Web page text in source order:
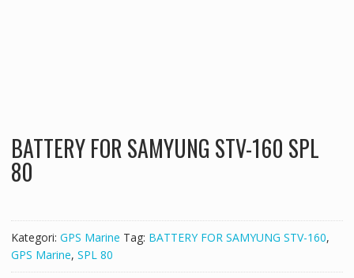
BATTERY FOR SAMYUNG STV-160 SPL
80
Kategori: GPS Marine Tag: BATTERY FOR SAMYUNG STV-160,
GPS Marine, SPL 80